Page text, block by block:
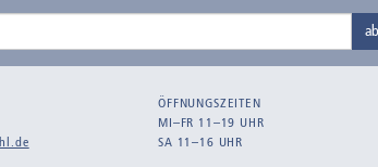
ÖFFNUNGSZEITEN
MI–FR 11–19 UHR
SA 11–16 UHR